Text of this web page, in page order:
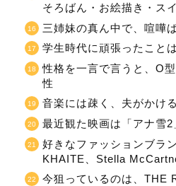
そろばん・お絵描き・ス
三姉妹の真ん中で、喧嘩
学生時代に頑張ったこと
性格を一言で言うと、O
性
音楽には疎く、夫がかけ
最近観た映画は「アナ雪2
好きなファッションブラ
KHAITE、Stella
今狙っているのは、THE